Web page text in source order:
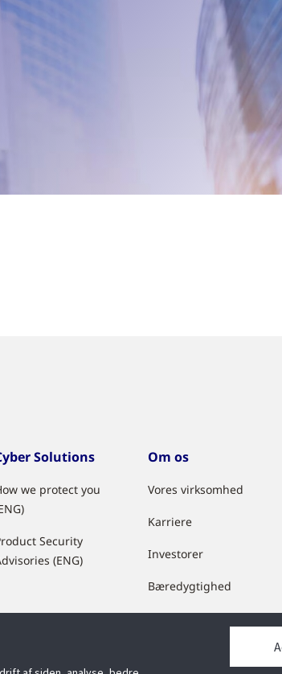
Solutions
we protect you
Security
(ENG)
Om os
Vores virksomhed
Karriere
Investorer
Bæredygtighed
Kontakt os